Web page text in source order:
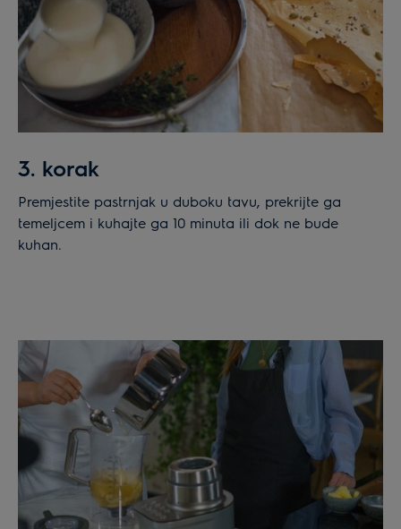
3. korak
Premjestite pastrnjak u duboku tavu, prekrijte ga
temeljcem i kuhajte ga 10 minuta ili dok ne bude
kuhan.